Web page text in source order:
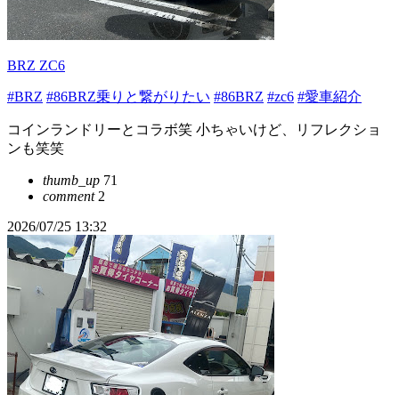
BRZ ZC6
#BRZ #86BRZ乗りと繋がりたい #86BRZ #zc6 #愛車紹介
コインランドリーとコラボ笑 小ちゃいけど、リフレクショ
ンも笑笑
thumb_up 71
comment2
2026/07/25 13:32